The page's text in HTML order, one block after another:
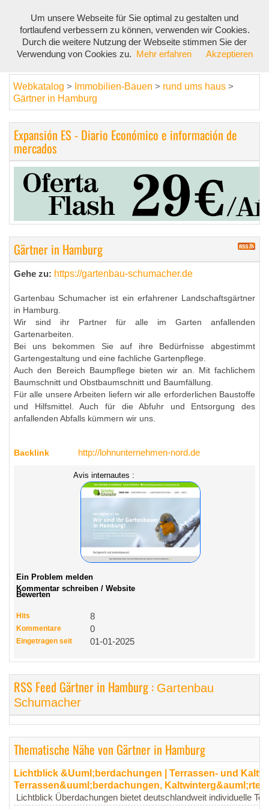
Webkatalog > Immobilien-Bauen > rund ums haus >
Gärtner in Hamburg
Expansión ES - Diario Económico e información de
mercados
Gärtner in Hamburg
Gehe zu: https://gartenbau-schumacher.de
Gartenbau Schumacher ist ein erfahrener Landschaftsgärtner
in Hamburg.
Wir sind ihr Partner für alle im Garten anfallenden
Gartenarbeiten.
Bei uns bekommen Sie auf ihre Bedürfnisse abgestimmt
Gartengestaltung und eine fachliche Gartenpflege.
Auch den Bereich Baumpflege bieten wir an. Mit fachlichem
Baumschnitt und Obstbaumschnitt und Baumfällung.
Für alle unsere Arbeiten liefern wir alle erforderlichen Baustoffe
und Hilfsmittel. Auch für die Abfuhr und Entsorgung des
anfallenden Abfalls kümmern wir uns.
Backlink http://lohnunternehmen-nord.de
Avis internautes :
Ein Problem melden
Kommentar schreiben / Website
Bewerten
Hits 8
Kommentare 0
Eingetragen seit 01-01-2025
RSS Feed Gärtner in Hamburg : Gartenbau
Schumacher
Thematische Nähe von Gärtner in Hamburg
Lichtblick &Uuml;berdachungen | Terrassen- und
Terrassen&uuml;berdachungen, Kaltwinterg&auml;rten
Lichtblick Überdachungen bietet deutschlandweit individuelle
Um unsere Webseite für Sie optimal zu gestalten und
fortlaufend verbessern zu können, verwenden wir Cookies.
Durch die weitere Nutzung der Webseite stimmen Sie der
Verwendung von Cookies zu.
Mehr erfahren Akzeptieren